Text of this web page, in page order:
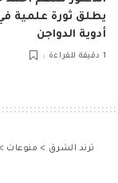
يطلق ثورة علمية
أدوية الدواجن
1 دقيقة للقراءة
ترند الشرق > منوعات >